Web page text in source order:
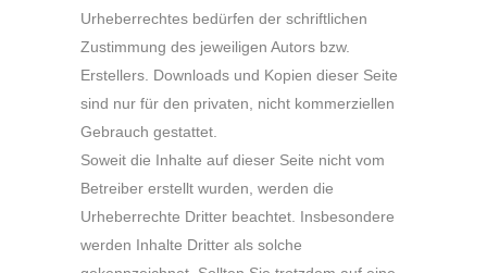
Urheberrechtes bedürfen der schriftlichen
Zustimmung des jeweiligen Autors bzw.
Erstellers. Downloads und Kopien dieser Seite
sind nur für den privaten, nicht kommerziellen
Gebrauch gestattet.
Soweit die Inhalte auf dieser Seite nicht vom
Betreiber erstellt wurden, werden die
Urheberrechte Dritter beachtet. Insbesondere
werden Inhalte Dritter als solche